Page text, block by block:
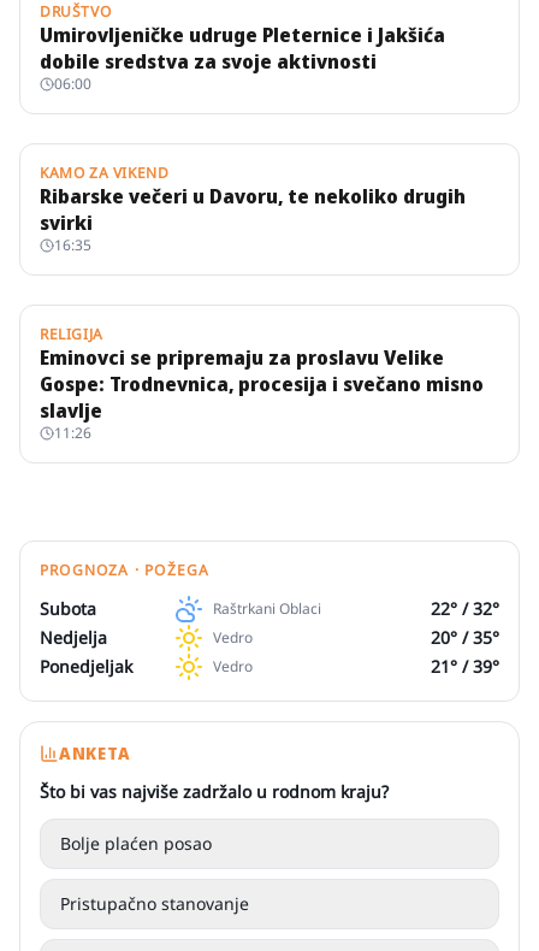
DRUŠTVO
Umirovljeničke udruge Pleternice i Jakšića
dobile sredstva za svoje aktivnosti
06:00
KAMO ZA VIKEND
Ribarske večeri u Davoru, te nekoliko drugih
svirki
16:35
RELIGIJA
Eminovci se pripremaju za proslavu Velike
Gospe: Trodnevnica, procesija i svečano misno
slavlje
11:26
PROGNOZA · POŽEGA
Subota Raštrkani Oblaci 22° /32°
Nedjelja
Vedro 20° /35°
Ponedjeljak
Vedro 21° /39°
ANKETA
Što bi vas najviše zadržalo u rodnom kraju?
Bolje plaćen posao
Pristupačno stanovanje